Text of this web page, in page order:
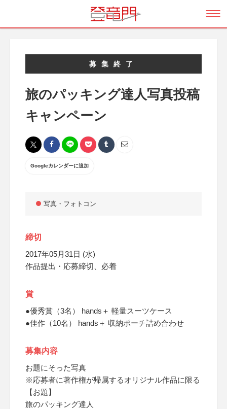
募集終了
旅のパッキング達人写真投稿
キャンペーン
Googleカレンダーに追加
写真・フォトコン
締切
2017年05月31日 (水)
作品提出・応募締切、必着
賞
●優秀賞（3名） hands＋ 軽量スーツケース
●佳作（10名） hands＋ 収納ポーチ詰め合わせ
募集内容
お題にそった写真
※応募者に著作権が帰属するオリジナル作品に限る
【お題】
旅のパッキング達人